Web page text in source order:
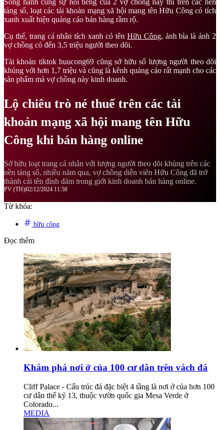
Song hành cùng sự nổi tiếng của 2 vợ chồng này thì trên các nền
tảng số, loạt các tài khoản mạng xã hội mang tên Hữu Công có tích
xanh xuất hiện quảng cáo bán hàng rầm rộ.
Cụ thể, trang cá nhân tích xanh có tên Hữu Công, ảnh bìa là ảnh 2
vợ chồng có đến 3,5 triệu người theo dõi.
Tài khoản tiktok huucong69 cũng sở hữu số lượng người theo dõi
khủng với hơn 1,7 triệu và cũng là kênh quảng cáo rất mạnh cho các
sản phẩm mà vợ chồng này kinh doanh.
Lộ chiêu trò né thuế trên các tài
khoản mạng xã hội mang tên Hữu
Công khi bán hàng online
Sở hữu loạt trang cá nhân với lượng người theo dõi khủng trên các
nền tảng số, nhiều năm qua, vợ chồng diễn viên Hữu Công đã trở
thành cái tên đình đám trong giới kinh doanh bán hàng online.
PV (TH)02/12/2024 11:58
Từ khóa:
hữu công
Đọc thêm
Khám phá nơi ở của 100 cư dân trên vách đá
Cliff Palace - Cấu trúc đá đặc biệt 4 tầng là nơi ở của hơn 100
cư dân thế kỷ 13, thuộc vườn quốc gia Mesa Verde ở
Colorado...
MEDIA